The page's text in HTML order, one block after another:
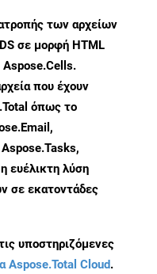
των αρχείων
σε μορφή HTML
Aspose.Cells.
που έχουν
όπως το
ευέλικτη λύση
σε εκατοντάδες
υποστηριζόμενες
Aspose.Total Cloud.